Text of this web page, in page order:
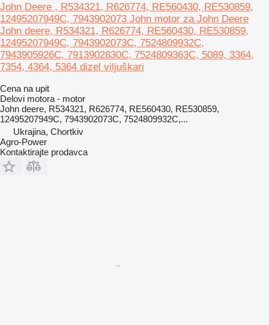
John Deere , R534321, R626774, RE560430, RE530859,
12495207949C, 7943902073 John motor za John Deere
John deere, R534321, R626774, RE560430, RE530859,
12495207949C, 7943902073C, 7524809932C,
7943905926C, 7913902830C, 7524809363C, 5089, 3364,
7354, 4364, 5364 dizel viljuškari
Cena na upit
Delovi motora - motor
John deere, R534321, R626774, RE560430, RE530859,
12495207949C, 7943902073C, 7524809932C,...
Ukrajina, Chortkiv
Agro-Power
Kontaktirajte prodavca